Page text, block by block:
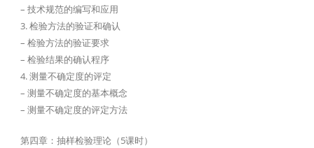
– 技术规范的编写和应用
3. 检验方法的验证和确认
– 检验方法的验证要求
– 检验结果的确认程序
4. 测量不确定度的评定
– 测量不确定度的基本概念
– 测量不确定度的评定方法
第四章：抽样检验理论（5课时）